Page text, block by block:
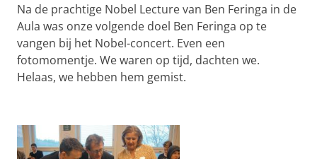
Na de prachtige Nobel Lecture van Ben Feringa in de
Aula was onze volgende doel Ben Feringa op te
vangen bij het Nobel-concert. Even een
fotomomentje. We waren op tijd, dachten we.
Helaas, we hebben hem gemist.